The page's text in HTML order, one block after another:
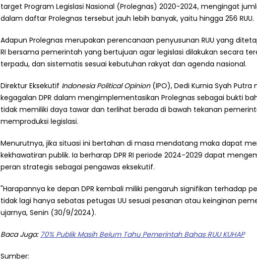
target Program Legislasi Nasional (Prolegnas) 2020-2024, mengingat
dalam daftar Prolegnas tersebut jauh lebih banyak, yaitu hingga 256 RUU.
Adapun Prolegnas merupakan perencanaan penyusunan RUU yang
RI bersama pemerintah yang bertujuan agar legislasi dilakukan secara
terpadu, dan sistematis sesuai kebutuhan rakyat dan agenda nasional.
Direktur Eksekutif Indonesia Political Opinion(IPO), Dedi Kurnia Syah Putra
kegagalan DPR dalam mengimplementasikan Prolegnas sebagai bukti
tidak memiliki daya tawar dan terlihat berada di bawah tekanan
memproduksi legislasi.
Menurutnya, jika situasi ini bertahan di masa mendatang maka dapat
kekhawatiran publik. Ia berharap DPR RI periode 2024-2029 dapat
peran strategis sebagai pengawas eksekutif.
"Harapannya ke depan DPR kembali miliki pengaruh signifikan terhadap
tidak lagi hanya sebatas petugas UU sesuai pesanan atau keinginan
ujarnya, Senin (30/9/2024).
Baca Juga: 70% Publik Masih Belum Tahu Pemerintah Bahas RUU KUHAP
Sumber: